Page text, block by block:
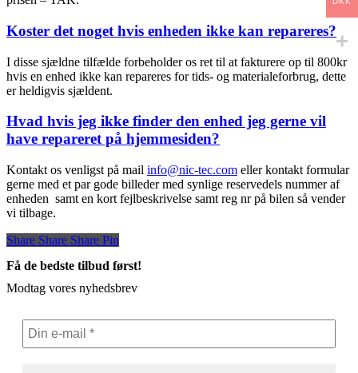
Koster det noget hvis enheden ikke kan repareres?
I disse sjældne tilfælde forbeholder os ret til at fakturere op til 800kr
hvis en enhed ikke kan repareres for tids- og materialeforbrug, dette
er heldigvis sjældent.
Hvad hvis jeg ikke finder den enhed jeg gerne vil
have repareret på hjemmesiden?
Kontakt os venligst på mail info@nic-tec.com eller kontakt formular
gerne med et par gode billeder med synlige reservedels nummer af
enheden samt en kort fejlbeskrivelse samt reg nr på bilen så vender
vi tilbage.
Share
Share Share Share Pin
Få de bedste tilbud først!
Modtag vores nyhedsbrev